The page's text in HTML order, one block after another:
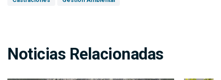
Noticias Relacionadas